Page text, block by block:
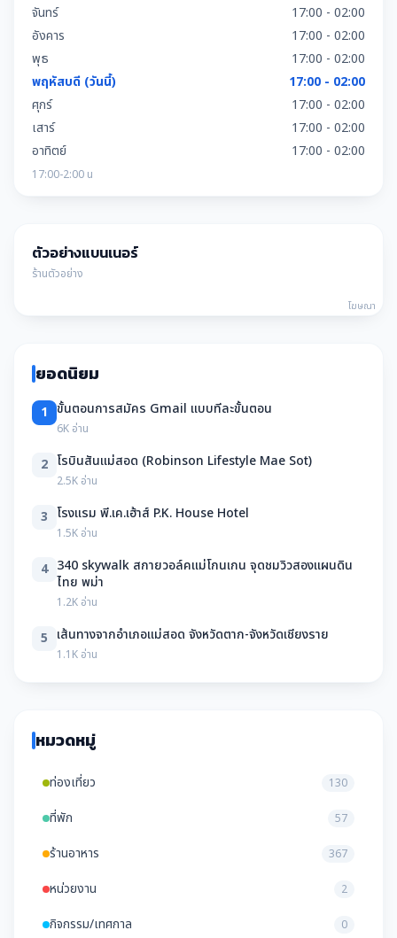
จันทร์
17:00 - 02:00
อังคาร
17:00 - 02:00
พุธ
17:00 - 02:00
พฤหัสบดี (วันนี้)
17:00 - 02:00
ศุกร์
17:00 - 02:00
เสาร์
17:00 - 02:00
อาทิตย์
17:00 - 02:00
17:00-2:00 น
ตัวอย่างแบนเนอร์
ร้านตัวอย่าง
โฆษณา
ยอดนิยม
1 ขั้นตอนการสมัคร Gmail แบบทีละขั้นตอน
6K อ่าน
2 โรบินสันแม่สอด (Robinson Lifestyle Mae Sot)
2.5K อ่าน
3 โรงแรม พี.เค.เฮ้าส์ P.K. House Hotel
1.5K อ่าน
4 340 skywalk สกายวอล์คแม่โกนเกน จุดชมวิวสองแผนดิน
ไทย พม่า
1.2K อ่าน
5 เส้นทางจากอำเภอแม่สอด จังหวัดตาก-จังหวัดเชียงราย
1.1K อ่าน
หมวดหมู่
ท่องเที่ยว 130
ที่พัก 57
ร้านอาหาร 367
หน่วยงาน 2
กิจกรรม/เทศกาล 0